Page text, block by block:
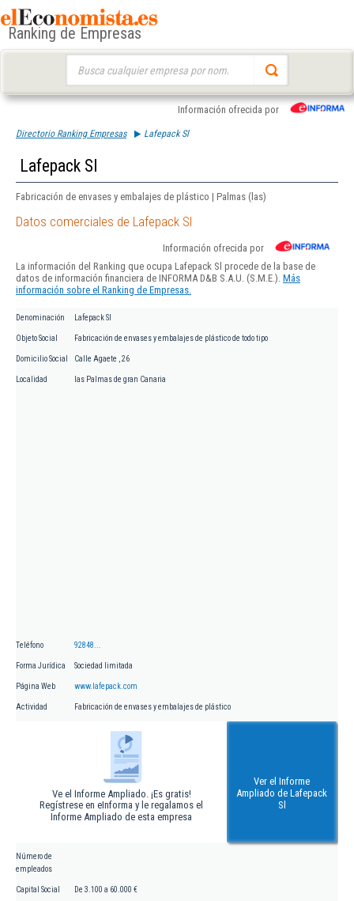
Ranking de Empresas
Información ofrecida por
Directorio Ranking Empresas Lafepack Sl
Lafepack Sl
Fabricación de envases y embalajes de plástico | Palmas (las)
Datos comerciales de Lafepack Sl
Información ofrecida por
La información del Ranking que ocupa Lafepack Sl procede de la base de
datos de información financiera de INFORMA D&B S.A.U. (S.M.E.). Más
información sobre el Ranking de Empresas.
Denominación Lafepack Sl
Objeto Social Fabricación de envases y embalajes de plástico de todo tipo
Domicilio Social Calle Agaete , 26
Localidad las Palmas de gran Canaria
Teléfono 92848...
Forma Jurídica Sociedad limitada
Página Web www.lafepack.com
Actividad Fabricación de envases y embalajes de plástico
Ve el Informe Ampliado. ¡Es gratis!
Regístrese en eInforma y le regalamos el
Informe Ampliado de esta empresa
Ver el Informe
Ampliado de Lafepack
Sl
Número de
empleados
Capital Social De 3.100 a 60.000 €